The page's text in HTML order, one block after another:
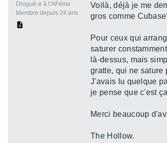
Drogué·e à l’AFéine
Membre depuis 24 ans
Voilà, déjà je me
gros comme
Pour ceux qui
saturer
là-dessus, mais
gratte, qui ne sature
J'avais lu quelque
je pense que c'est
Merci beaucoup
The Hollow.